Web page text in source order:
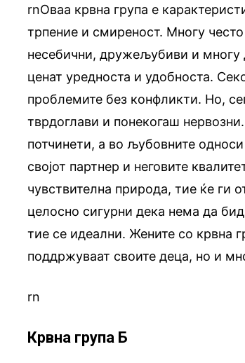
rnОваа крвна група е
трпение и смиреност. Многу
несебични, дружељубиви и многу
ценат уредноста и удобноста.
проблемите без конфликти. Но,
тврдоглави и понекогаш
потчинети, а во љубовните
својот партнер и неговите
чувствителна природа, тие ќе ги
целосно сигурни дека нема да
тие се идеални. Жените со крвна
поддржуваат своите деца, но и
rn
Крвна група Б